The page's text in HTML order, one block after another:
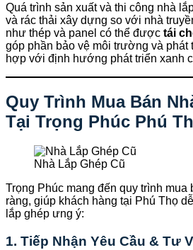
Quá trình sản xuất và thi công nhà
và rác thải xây dựng so với nhà
như thép và panel có thể được tái
góp phần bảo vệ môi trường và phát
hợp với định hướng phát triển xanh
Quy Trình Mua Bán
Tại Trọng Phúc Phú
Nhà Lắp Ghép Cũ
Trọng Phúc mang đến quy trình mua
ràng, giúp khách hàng tại Phú Thọ
lắp ghép ưng ý:
1. Tiếp Nhận Yêu Cầu & Tư